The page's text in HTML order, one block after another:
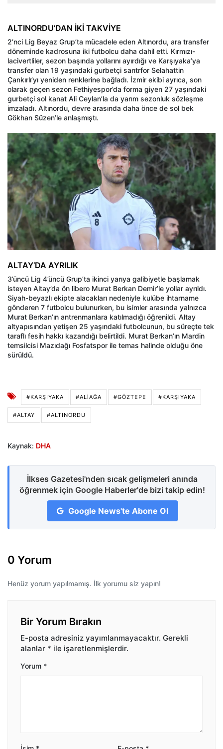
ALTINORDU’DAN İKİ TAKVİYE
2’nci Lig Beyaz Grup’ta mücadele eden Altınordu, ara transfer
döneminde kadrosuna iki futbolcu daha dahil etti. Kırmızı-
lacivertliler, sezon başında yollarını ayırdığı ve Karşıyaka’ya
transfer olan 19 yaşındaki gurbetçi santrfor Selahattin
Çankırlı’yı yeniden renklerine bağladı. İzmir ekibi ayrıca, son
olarak geçen sezon Fethiyespor’da forma giyen 27 yaşındaki
gurbetçi sol kanat Ali Ceylan’la da yarım sezonluk sözleşme
imzaladı. Altınordu, devre arasında daha önce de sol bek
Gökhan Süzen’le anlaşmıştı.
ALTAY’DA AYRILIK
3’üncü Lig 4’üncü Grup’ta ikinci yarıya galibiyetle başlamak
isteyen Altay’da ön libero Murat Berkan Demir’le yollar ayrıldı.
Siyah-beyazlı ekipte alacakları nedeniyle kulübe ihtarname
gönderen 7 futbolcu bulunurken, bu isimler arasında yalnızca
Murat Berkan’ın antrenmanlara katılmadığı öğrenildi. Altay
altyapısından yetişen 25 yaşındaki futbolcunun, bu süreçte tek
taraflı fesih hakkı kazandığı belirtildi. Murat Berkan’ın Mardin
temsilcisi Mazıdağı Fosfatspor ile temas halinde olduğu öne
sürüldü.
#KARŞIYAKA #ALIAĞA #GÖZTEPE #KARŞIYAKA
#ALTAY #ALTINORDU
Kaynak: DHA
İlkses Gazetesi'nden sıcak gelişmeleri anında
öğrenmek için Google Haberler'de bizi takip edin!
Google News'te Abone Ol
0 Yorum
Henüz yorum yapılmamış. İlk yorumu siz yapın!
Bir Yorum Bırakın
E-posta adresiniz yayımlanmayacaktır. Gerekli
alanlar * ile işaretlenmişlerdir.
Yorum *